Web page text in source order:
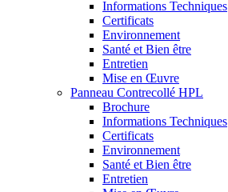
Informations Techniques
Certificats
Environnement
Santé et Bien être
Entretien
Mise en Œuvre
Panneau Contrecollé HPL
Brochure
Informations Techniques
Certificats
Environnement
Santé et Bien être
Entretien